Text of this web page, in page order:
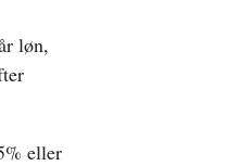
løn,
eller